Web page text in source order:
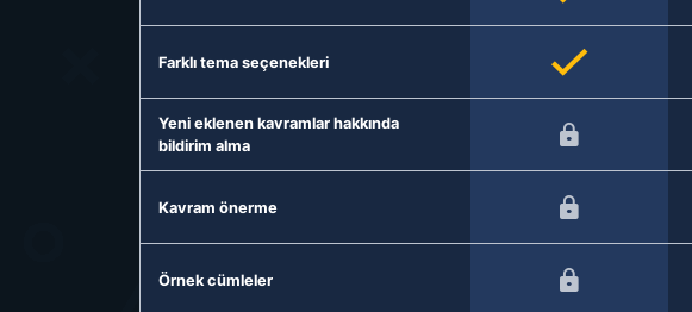
Farklı tema seçenekleri
Yeni eklenen kavramlar hakkında
bildirim alma
Kavram önerme
Örnek cümleler